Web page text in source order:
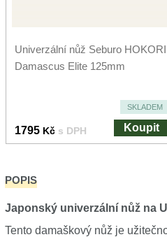
Univerzální nůž Seburo HOKORI
Damascus Elite 125mm
SKLADEM
1795 Kč s DPH Koupit
POPIS
Japonský univerzální nůž na
Tento damaškový nůž je